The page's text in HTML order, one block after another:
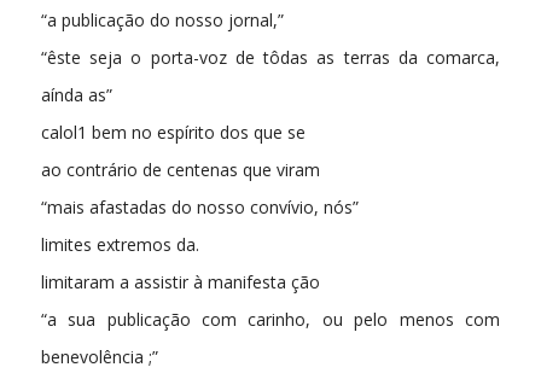
“a publicação do nosso jornal,”
“êste seja o porta-voz de tôdas as terras da comarca,
aínda as”
calol1 bem no espírito dos que se
ao contrário de centenas que viram
“mais afastadas do nosso convívio, nós”
limites extremos da.
limitaram a assistir à manifesta ção
“a sua publicação com carinho, ou pelo menos com
benevolência ;”